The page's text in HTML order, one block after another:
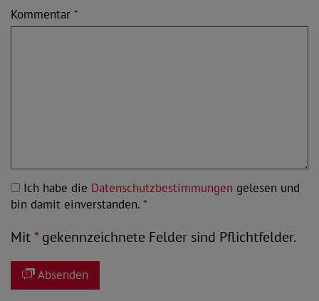
Kommentar *
Ich habe die Datenschutzbestimmungen gelesen und
bin damit einverstanden. *
Mit*gekennzeichnete Felder sind Pflichtfelder.
Absenden